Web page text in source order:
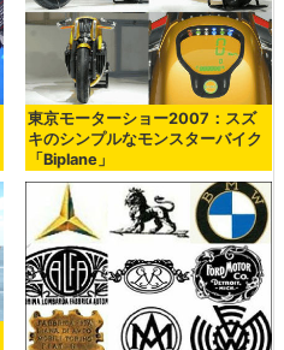
東京モーターショー2007：スズ
キのシンプルなモンスターバイク
「Biplane」